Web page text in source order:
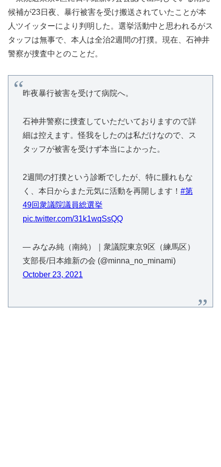
候補が23日夜、暴行被害を受け搬送されていたことが本
人ツイッターにより判明した。選挙活動中と思われるがス
タッフは無事で、本人は全治2週間の打撲。現在、石神井
警察が捜査中とのことだ。
昨夜暴行被害を受けて病院へ。
石神井警察に捜査していただいておりますので詳
細は控えます。怪我をしたのは私だけなので、ス
タッフが被害を受けず本当によかった。
2週間の打撲という診断でしたが、特に腫れもな
く、本日からまた元気に活動を再開します！ #第
49回衆議院議員総選挙
pic.twitter.com/31k1wqSsQQ
— みなみ純（南純）｜衆議院東京9区（練馬区）
支部長/日本維新の会 (@minna_no_minami)
October 23, 2021